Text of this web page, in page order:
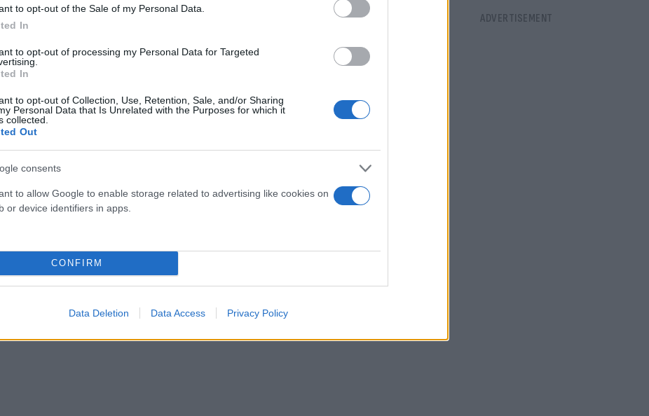
to opt-out of the Sale of my Personal Data.
In
to opt-out of processing my Personal Data for Targeted
In
to opt-out of Collection, Use, Retention, Sale, and/or Sharing
Personal Data that Is Unrelated with the Purposes for which it
collected.
Out
consents
to allow Google to enable storage related to advertising like cookies on
or device identifiers in apps.
CONFIRM
Data Deletion Data Access Privacy Policy